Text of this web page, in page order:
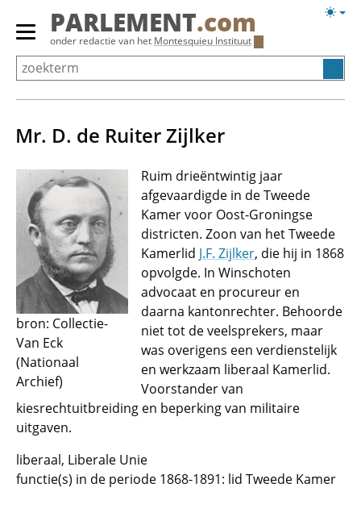
Overslaan
Primair
menu
tonen/verbergen
PARLEMENT.com
onder redactie van het Montesquieu Instituut
Mr. D. de Ruiter Zijlker
bron: Collectie-
Van Eck
(Nationaal
Archief)
Ruim drieëntwintig jaar
afgevaardigde in de Tweede
Kamer voor Oost-Groningse
districten. Zoon van het Tweede
Kamerlid J.F. Zijlker, die hij in 1868
opvolgde. In Winschoten
advocaat en procureur en
daarna kantonrechter. Behoorde
niet tot de veelsprekers, maar
was overigens een verdienstelijk
en werkzaam liberaal Kamerlid.
Voorstander van
kiesrechtuitbreiding en beperking van militaire
uitgaven.
liberaal, Liberale Unie
functie(s) in de periode 1868-1891: lid Tweede Kamer